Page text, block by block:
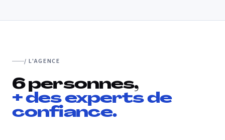
/ L'AGENCE
6 personnes,
+ des experts de
confiance.